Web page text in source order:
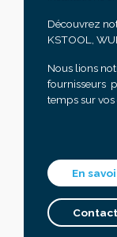
Découvrez
KSTOOL,
Nous lions
fournisseurs
temps sur vos
En